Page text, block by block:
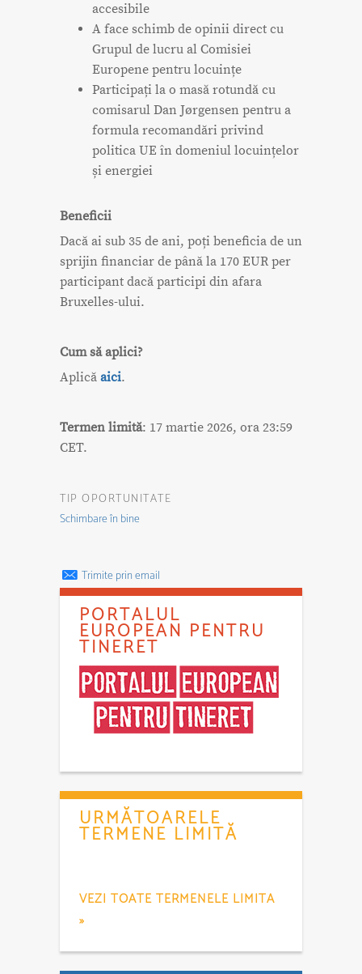
accesibile
A face schimb de opinii direct cu
Grupul de lucru al Comisiei
Europene pentru locuințe
Participați la o masă rotundă cu
comisarul Dan Jørgensen pentru a
formula recomandări privind
politica UE în domeniul locuințelor
și energiei
Beneficii
Dacă ai sub 35 de ani, poți beneficia de un
sprijin financiar de până la 170 EUR per
participant dacă participi din afara
Bruxelles-ului.
Cum să aplici?
Aplică aici.
Termen limită: 17 martie 2026, ora 23:59
CET.
TIP OPORTUNITATE
Schimbare în bine
Trimite prin email
PORTALUL
EUROPEAN PENTRU
TINERET
URMĂTOARELE
TERMENE LIMITĂ
VEZI TOATE TERMENELE LIMITA
»